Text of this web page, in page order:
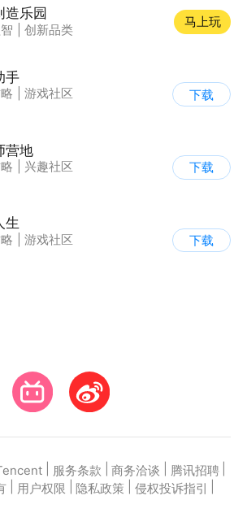
造乐园
创新品类
马上玩
手
游戏社区
下载
营地
兴趣社区
区
下载
生
游戏社区
下载
服务条款 商务洽谈 腾讯招聘
用户权限 隐私政策 侵权投诉指引